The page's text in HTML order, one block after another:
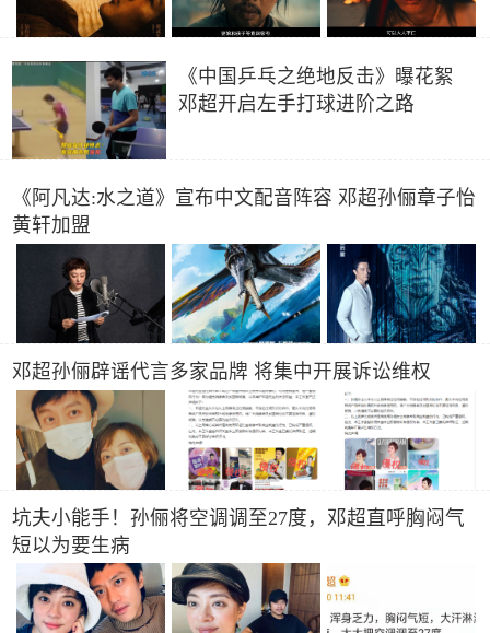
《中国乒乓之绝地反击》曝花絮
邓超开启左手打球进阶之路
《阿凡达:水之道》宣布中文配音阵容 邓超孙俪章子怡
黄轩加盟
邓超孙俪辟谣代言多家品牌 将集中开展诉讼维权
坑夫小能手！孙俪将空调调至27度，邓超直呼胸闷气
短以为要生病